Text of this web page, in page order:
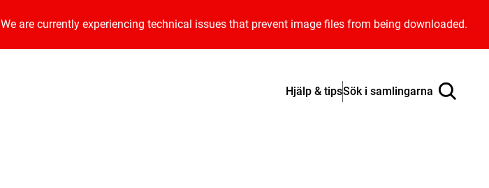
We are currently experiencing technical issues that prevent image files from being downloaded.
Hjälp & tipsSök i samlingarna